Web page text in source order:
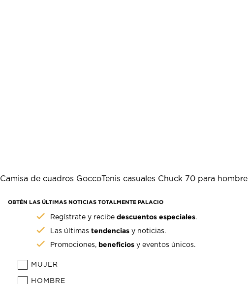
Camisa de cuadros GoccoTenis casuales Chuck 70 para hombre
OBTÉN LAS ÚLTIMAS NOTICIAS TOTALMENTE PALACIO
Regístrate y recibedescuentos especiales.
Las últimastendencias y noticias.
Promociones, beneficios y eventos únicos.
MUJER
HOMBRE